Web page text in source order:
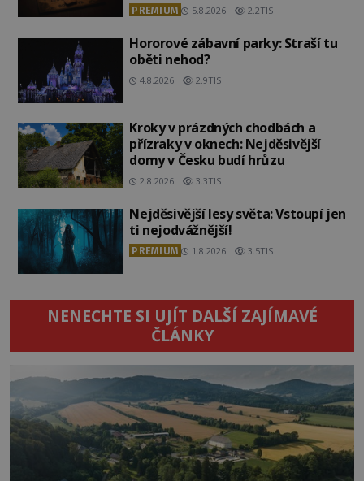
PREMIUM 5.8.2026 2.2TIS
Hororové zábavní parky: Straší tu
oběti nehod?
4.8.2026 2.9TIS
Kroky v prázdných chodbách a
přízraky v oknech: Nejděsivější
domy v Česku budí hrůzu
2.8.2026 3.3TIS
Nejděsivější lesy světa: Vstoupí jen
ti nejodvážnější!
PREMIUM 1.8.2026 3.5TIS
NENECHTE SI UJÍT DALŠÍ ZAJÍMAVÉ
ČLÁNKY